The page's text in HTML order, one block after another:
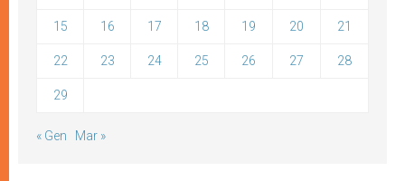
15 16 17 18 19 20 21
22 23 24 25 26 27 28
29
« Gen Mar »